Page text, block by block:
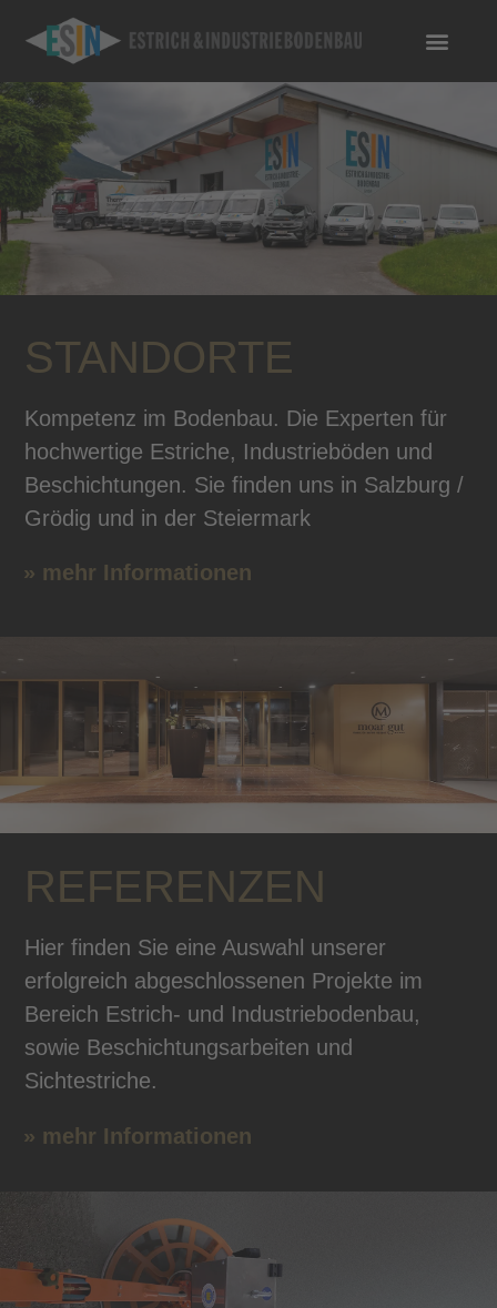
STANDORTE
Kompetenz im Bodenbau. Die Experten für
hochwertige Estriche, Industrieböden und
Beschichtungen. Sie finden uns in Salzburg /
Grödig und in der Steiermark
» mehr Informationen
REFERENZEN
Hier finden Sie eine Auswahl unserer
erfolgreich abgeschlossenen Projekte im
Bereich Estrich- und Industriebodenbau,
sowie Beschichtungsarbeiten und
Sichtestriche.
» mehr Informationen